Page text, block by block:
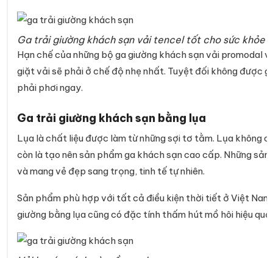
Ga trải giường khách sạn vải tencel tốt cho sức khỏe
Hạn chế của những bộ ga giường khách sạn vải promodal
giặt vải sẽ phải ở chế độ nhẹ nhất. Tuyệt đối không được
phải phơi ngay.
Ga trải giường khách sạn bằng lụa
Lụa là chất liệu được làm từ những sợi tơ tằm. Lụa không
còn là tạo nên sản phẩm ga khách sạn cao cấp. Những
và mang vẻ đẹp sang trọng, tinh tế tự nhiên.
Sản phẩm phù hợp với tất cả điều kiện thời tiết ở Việt
giường bằng lụa cũng có đặc tính thấm hút mồ hôi hiệu quả.